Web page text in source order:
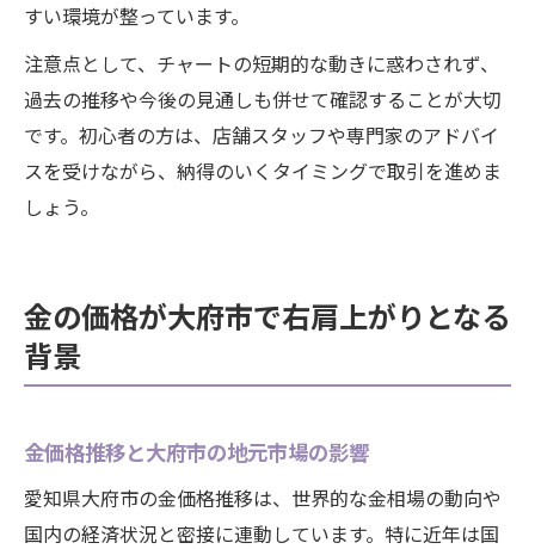
すい環境が整っています。
注意点として、チャートの短期的な動きに惑わされず、
過去の推移や今後の見通しも併せて確認することが大切
です。初心者の方は、店舗スタッフや専門家のアドバイ
スを受けながら、納得のいくタイミングで取引を進めま
しょう。
金の価格が大府市で右肩上がりとなる
背景
金価格推移と大府市の地元市場の影響
愛知県大府市の金価格推移は、世界的な金相場の動向や
国内の経済状況と密接に連動しています。特に近年は国